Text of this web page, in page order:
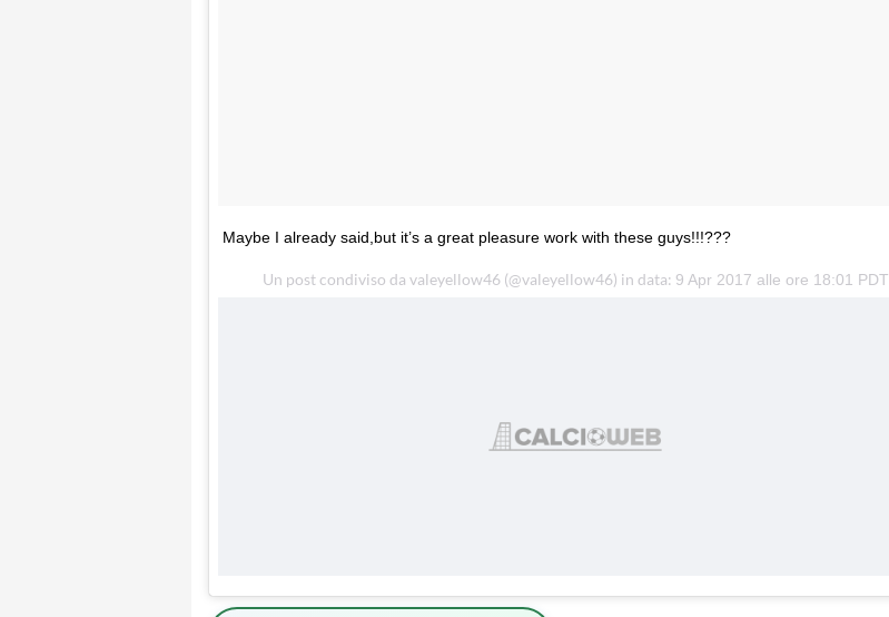
Maybe I already said,but it’s a great pleasure work with these guys!!!???
Un post condiviso da valeyellow46 (@valeyellow46) in data: 9 Apr 2017 alle ore 18:01 PDT